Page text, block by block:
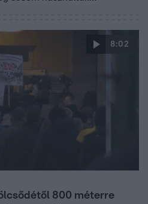
engedélyeztetése a
a tervek szerint már
8:02
800 méterre